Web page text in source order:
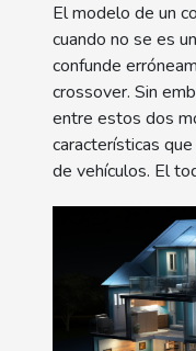
El modelo de un
cuando no se es
confunde
crossover. Sin
entre estos dos
características
de vehículos. El